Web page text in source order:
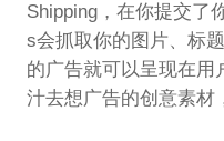
Shipping，在你提交了
s会抓取你的图片、标
的广告就可以呈现在用
汁去想广告的创意素材